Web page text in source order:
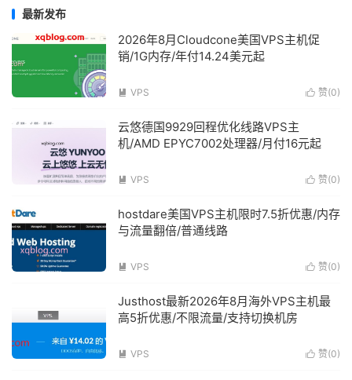
最新发布
2026年8月Cloudcone美国VPS主机促
销/1G内存/年付14.24美元起
 赞(0)
 VPS
云悠德国9929回程优化线路VPS主
机/AMD EPYC7002处理器/月付16元起
 赞(0)
 VPS
hostdare美国VPS主机限时7.5折优惠/内存
与流量翻倍/普通线路
 赞(0)
 VPS
Justhost最新2026年8月海外VPS主机最
高5折优惠/不限流量/支持切换机房
 赞(0)
 VPS